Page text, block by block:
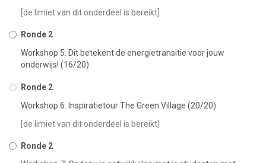
[de limiet van dit onderdeel is bereikt]
Ronde 2
Workshop 5: Dit betekent de energietransitie voor jouw
onderwijs! (16/20)
Ronde 2
Workshop 6: Inspiratietour The Green Village (20/20)
[de limiet van dit onderdeel is bereikt]
Ronde 2